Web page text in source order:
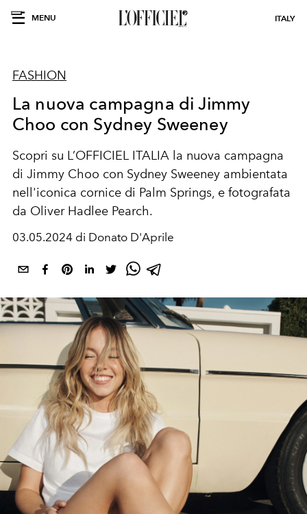
MENU ITALY
FASHION
La nuova campagna di Jimmy
Choo con Sydney Sweeney
Scopri su L’OFFICIEL ITALIA la nuova campagna
di Jimmy Choo con Sydney Sweeney ambientata
nell'iconica cornice di Palm Springs, e fotografata
da Oliver Hadlee Pearch.
03.05.2024 di Donato D'Aprile